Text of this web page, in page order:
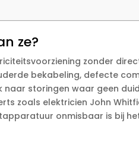
ze?
zonder
bekabeling, defecte
naar storingen waar geen
zoals elektricien John
onmisbaar is bij